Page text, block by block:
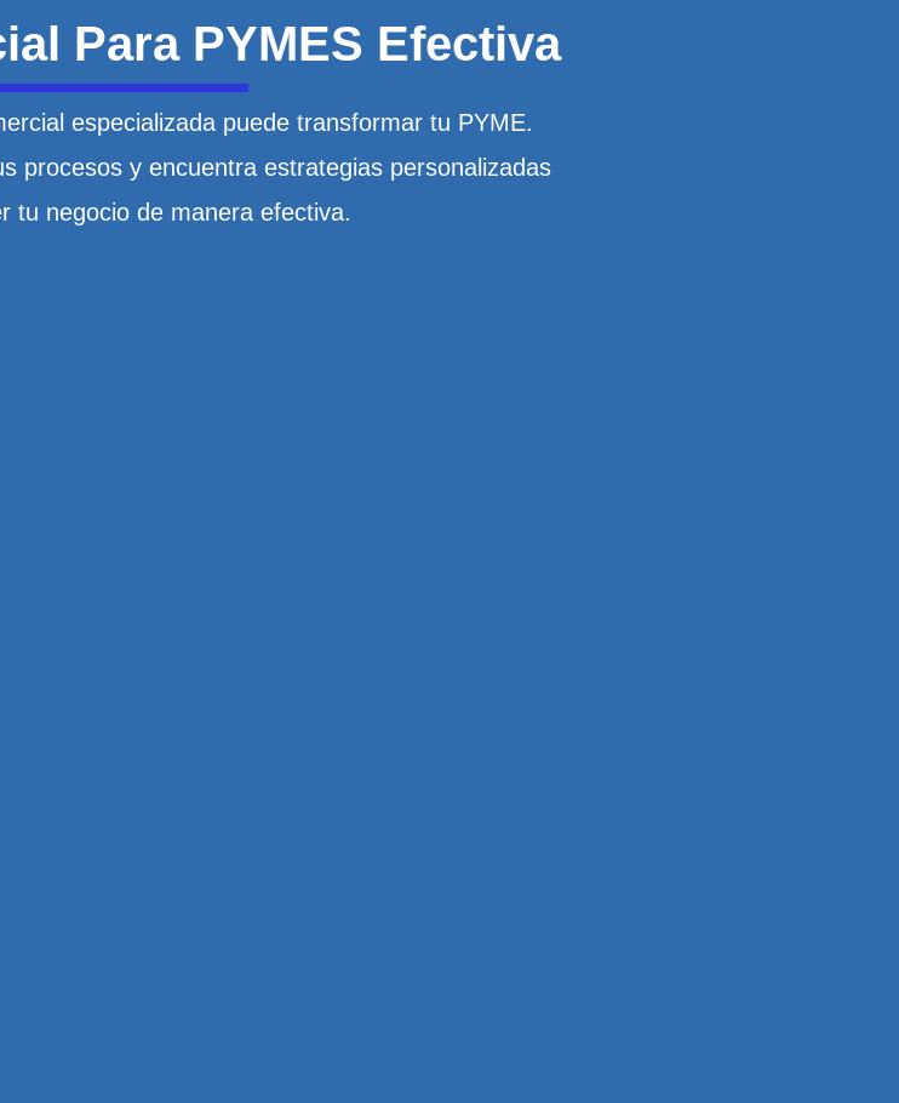
Para PYMES Efectiva
especializada puede transformar tu PYME.
procesos y encuentra estrategias personalizadas
tu negocio de manera efectiva.